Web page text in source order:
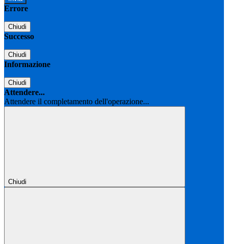
Errore
Chiudi
Successo
Chiudi
Informazione
Chiudi
Attendere...
Attendere il completamento dell'operazione...
Chiudi